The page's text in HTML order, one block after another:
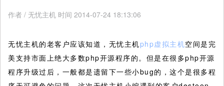
作者 / 无忧主机 时间 2014-07-24 18:13:06
无忧主机的老客户应该知道，无忧主机php虚拟主机空间是完
美支持市面上绝大多数php开源程序的。但是在很多php开源
程序升级过后，一般都是遗留下一些小bug的，这个是很多程